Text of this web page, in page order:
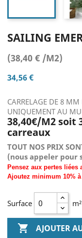
SAILING
(38,40 € /M2)
34,56 €
CARRELAGE DE 8
UNIQUEMENT AU
38,40€/M2 soit
carreaux
TOUT NOS PRIX
(nous appeler pour
Pensez aux pertes liées
Ajoutez minimum 10% à
Surface
 AJOUTER